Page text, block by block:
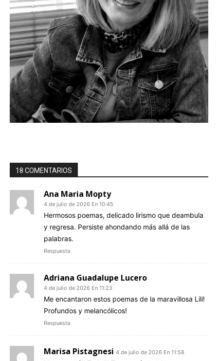
18 COMENTARIOS
Ana Maria Mopty
4 de julio de 2026 En 10:45
Hermosos poemas, delicado lirismo que deambula
y regresa. Persiste ahondando más allá de las
palabras.
Respuesta
Adriana Guadalupe Lucero
4 de julio de 2026 En 11:23
Me encantaron estos poemas de la maravillosa Lili!
Profundos y melancólicos!
Respuesta
Marisa Pistagnesi 4 de julio de 2026 En 11:58